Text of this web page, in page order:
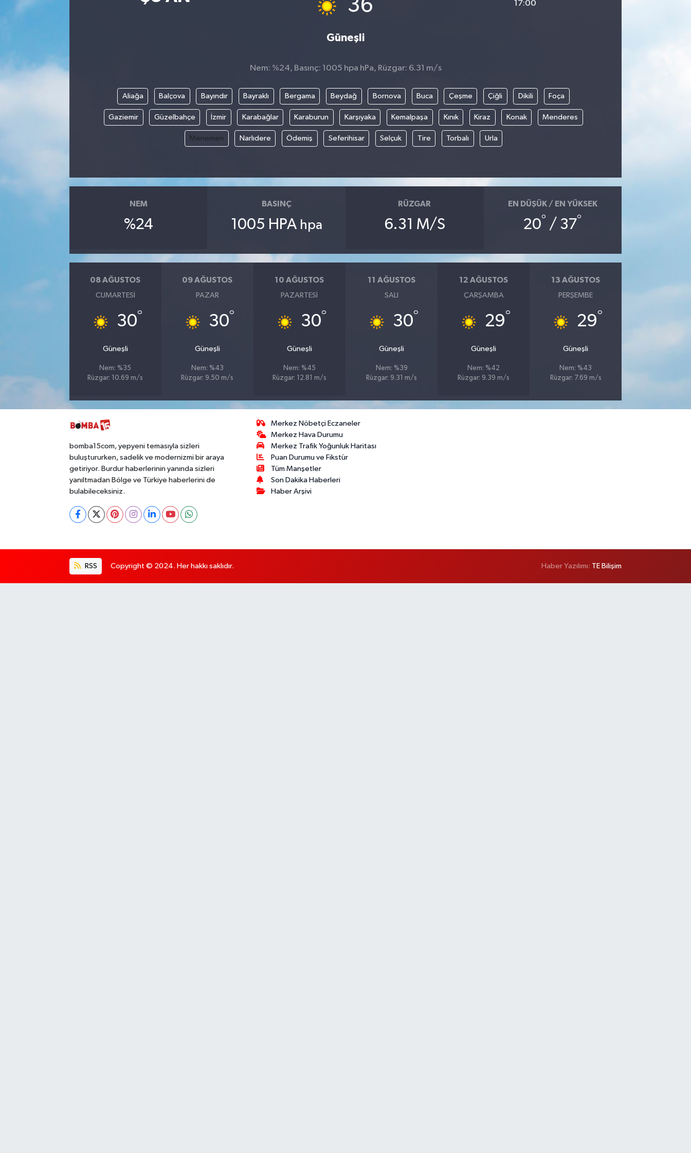
36
Güneşli
17:00
Nem: %24, Basınç: 1005 hpa hPa, Rüzgar: 6.31 m/s
Aliağa Balçova Bayındır Bayraklı Bergama Beydağ Bornova Buca Çeşme Çiğli Dikili Foça
Gaziemir Güzelbahçe İzmir Karabağlar Karaburun Karşıyaka Kemalpaşa Kınık Kiraz Konak Menderes
Menemen Narlıdere Ödemiş Seferihisar Selçuk Tire Torbalı Urla
NEM
%24
BASINÇ
1005 HPA hpa
RÜZGAR
6.31 M/S
EN DÜŞÜK / EN YÜKSEK
20° / 37°
08 AĞUSTOS
CUMARTESI
30°
Güneşli
Nem: %35
Rüzgar: 10.69 m/s
09 AĞUSTOS
PAZAR
30°
Güneşli
Nem: %43
Rüzgar: 9.50 m/s
10 AĞUSTOS
PAZARTESI
30°
Güneşli
Nem: %45
Rüzgar: 12.81 m/s
11 AĞUSTOS
SALI
30°
Güneşli
Nem: %39
Rüzgar: 9.31 m/s
12 AĞUSTOS
ÇARŞAMBA
29°
Güneşli
Nem: %42
Rüzgar: 9.39 m/s
13 AĞUSTOS
PERŞEMBE
29°
Güneşli
Nem: %43
Rüzgar: 7.69 m/s
bomba15com, yepyeni temasıyla sizleri
buluştururken, sadelik ve modernizmi bir araya
getiriyor. Burdur haberlerinin yanında sizleri
yanıltmadan Bölge ve Türkiye haberlerini de
bulabileceksiniz.
Merkez Nöbetçi Eczaneler
Merkez Hava Durumu
Merkez Trafik Yoğunluk Haritası
Puan Durumu ve Fikstür
Tüm Manşetler
Son Dakika Haberleri
Haber Arşivi
RSS Copyright © 2024. Her hakkı saklıdır. Haber Yazılımı: TE Bilişim
Tebrik